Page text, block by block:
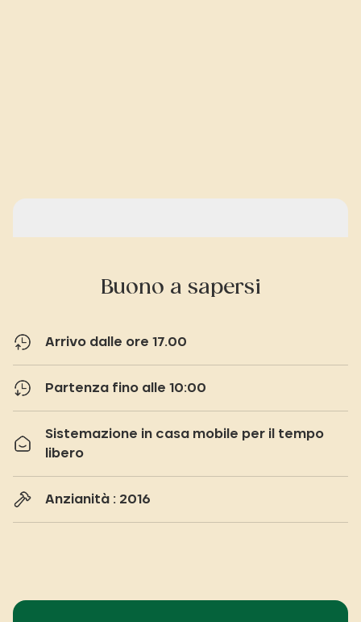
Buono a sapersi
Arrivo dalle ore 17.00
Partenza fino alle 10:00
Sistemazione in casa mobile per il tempo
libero
Anzianità : 2016